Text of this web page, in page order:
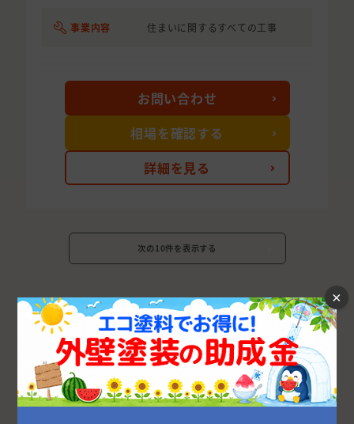
事業内容 住まいに関するすべての工事
詳細を見る
お問い合わせ
相場を確認する
次の10件を表示する
福島県の市区町村から外壁塗装業者を探す
郡山市 いわき市 福島市
伊達市
会津若松市
相馬市 白河市 二本松市
×